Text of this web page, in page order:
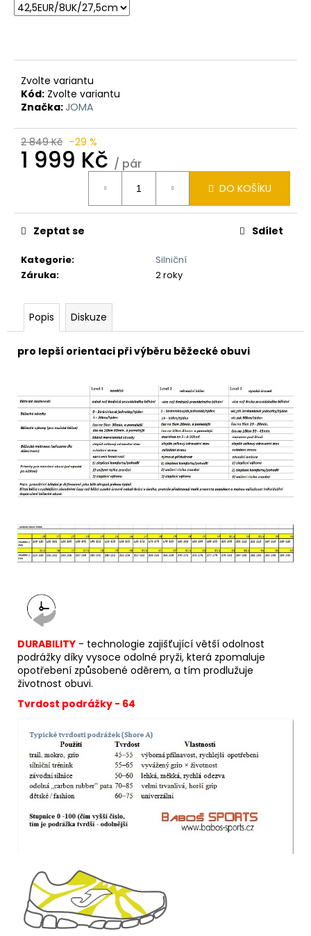
Zvolte variantu
Kód: Zvolte variantu
Značka:JOMA
2 849 Kč –29 %
1 999 Kč / pár
DO KOŠÍKU
Kategorie:
Silniční
Záruka: 2 roky
Zeptat se Sdílet
Popis Diskuze
pro lepší orientaci při výběru běžecké obuvi
DURABILITY - technologie zajišťující větší odolnost
podrážky díky vysoce odolné pryži, která zpomaluje
opotřebení způsobené oděrem, a tím prodlužuje
životnost obuvi.
Tvrdost podrážky - 64